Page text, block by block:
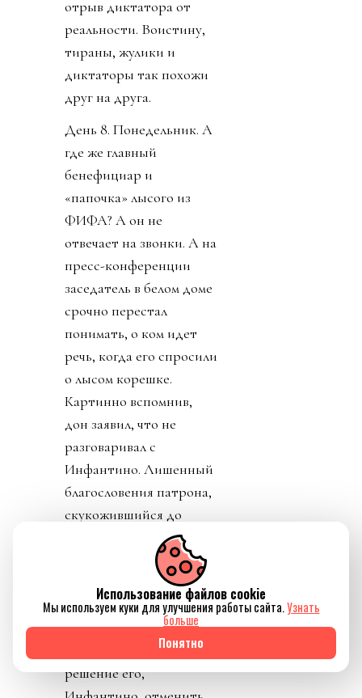
отрыв диктатора от
реальности. Воистину,
тираны, жулики и
диктаторы так похожи
друг на друга.
День 8. Понедельник. А
где же главный
бенефициар и
«папочка» лысого из
ФИФА? А он не
отвечает на звонки. А на
пресс-конференции
заседатель в белом доме
срочно перестал
понимать, о ком идет
речь, когда его спросили
о лысом корешке.
Картинно вспомнив,
дон заявил, что не
разговаривал с
Инфантино. Лишенный
благословения патрона,
скукожившийся до
размеров Волдеморта,
Джанни, скуля, начал
репостить копирующие
текст друг друга посты
федераций,
приветствовавших
решение его,
Использование файлов cookie
Мы используем куки для улучшения работы сайта.Узнать
больше
Понятно